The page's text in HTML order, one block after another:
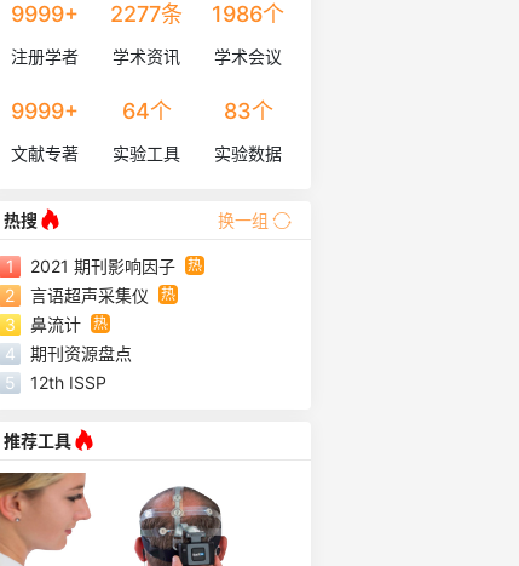
9999+
注册学者
2277条
学术资讯
1986个
学术会议
9999+
文献专著
64个
实验工具
83个
实验数据
热搜
换一组
1 2021 期刊影响因子 热
2 言语超声采集仪 热
3 鼻流计 热
4
期刊资源盘点
5
12th ISSP
推荐工具